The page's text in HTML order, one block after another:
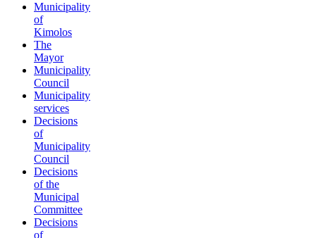
Municipality
of
Kimolos
The
Mayor
Municipality
Council
Municipality
services
Decisions
of
Municipality
Council
Decisions
of the
Municipal
Committee
Decisions
of